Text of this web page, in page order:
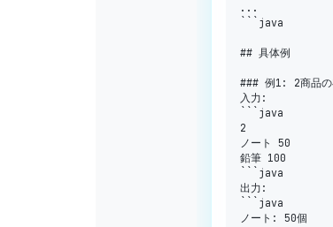
. . .
```java
## 具体例
### 例1 : 2商品
入力 :
2
ノート 50
鉛筆 100
```java
出力 :
```java
ノート : 50個